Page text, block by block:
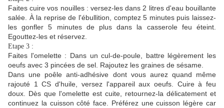
Faites cuire vos nouilles : versez-les dans 2 litres d'eau bouillante
salée. À la reprise de l'ébullition, comptez 5 minutes puis laissez-
les gonfler 5 minutes de plus dans la casserole feu éteint.
Egouttez-les et réservez.
Etape 3 :
Faites l'omelette : Dans un cul-de-poule, battre légèrement les
oeufs avec 3 pincées de sel. Rajoutez les graines de sésame.
Dans une poêle anti-adhésive dont vous aurez quand même
rajouté 1 CS d'huile, versez l'appareil aux oeufs. Cuire à feu
doux. Dès que l'omelette est cuite, retournez-la délicatement et
continuez la cuisson côté face. Préférez une cuisson légère car